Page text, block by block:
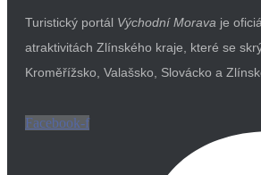
Turistický portál Východní Morava je
atraktivitách Zlínského kraje, které se
Kroměřížsko, Valašsko, Slovácko a
Facebook-f